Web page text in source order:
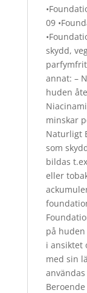
09
skydd,
annat: –
huden
minskar
Naturligt
som
bildas
eller
på
i ansiktet
med sin
användas